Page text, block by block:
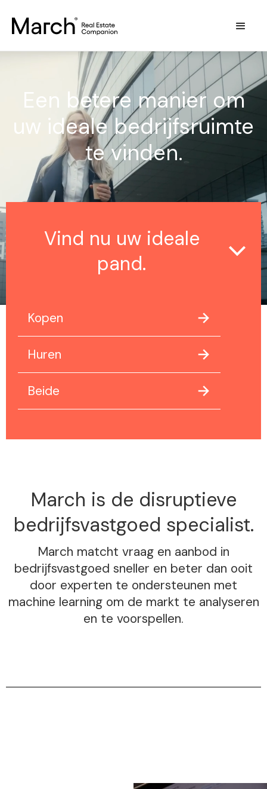
Een betere manier om
uw ideale bedrijfsruimte
te vinden.
Vind nu uw ideale
pand.
Kopen
Huren
Beide
March is de disruptieve
bedrijfsvastgoed specialist.
March matcht vraag en aanbod in
bedrijfsvastgoed sneller en beter dan ooit
door experten te ondersteunen met
machine learning om de markt te analyseren
en te voorspellen.